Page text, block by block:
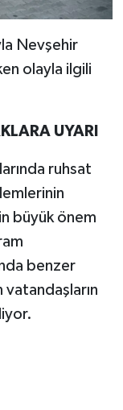
Nevşehir
olayla ilgili
UYARI
ruhsat
büyük önem
benzer
vatandaşların